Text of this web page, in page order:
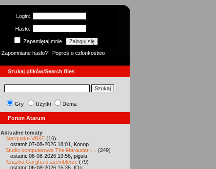
Login:
Hasło:
Zapamiętaj mnie
Zapomniane hasło?
Poproś o członkostwo
Szukaj plików/Search files
Gry Użytki Dema
Forum Atarum
Aktualne tematy
Starquake VBXE (16)
ostatni: 07-08-2026 18:01, Konop
Studio komputerowe The Marauder -...
(249)
ostatni: 06-08-2026 19:56, pigula
Książka Gorgha o asemblerze (79)
ostatni: 06-08-2026 15:35, tOri